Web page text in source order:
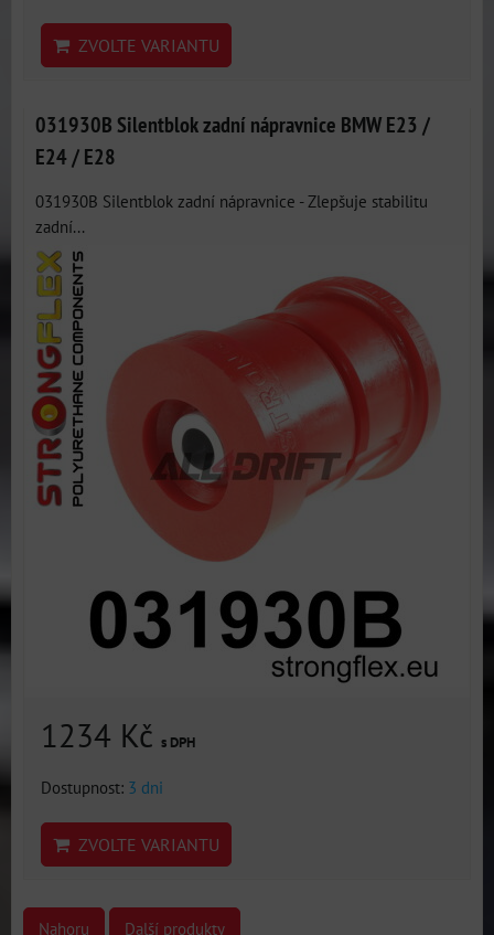
ZVOLTE VARIANTU
031930B Silentblok zadní nápravnice BMW E23 /
E24 / E28
031930B Silentblok zadní nápravnice - Zlepšuje stabilitu
zadní...
1234 Kč s DPH
Dostupnost: 3 dni
ZVOLTE VARIANTU
Nahoru Další produkty